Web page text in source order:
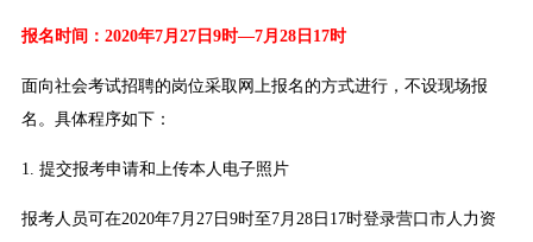
报名时间：2020年7月27日9时—7月28日17时
面向社会考试招聘的岗位采取网上报名的方式进行，不设现场报
名。具体程序如下：
1. 提交报考申请和上传本人电子照片
报考人员可在2020年7月27日9时至7月28日17时登录营口市人力资